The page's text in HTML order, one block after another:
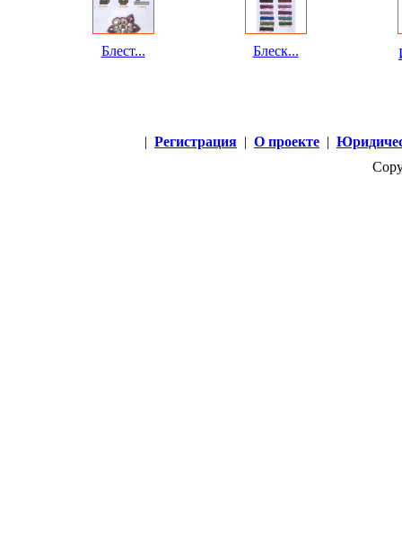
Блест... Блеск...
| Регистрация | О проекте |